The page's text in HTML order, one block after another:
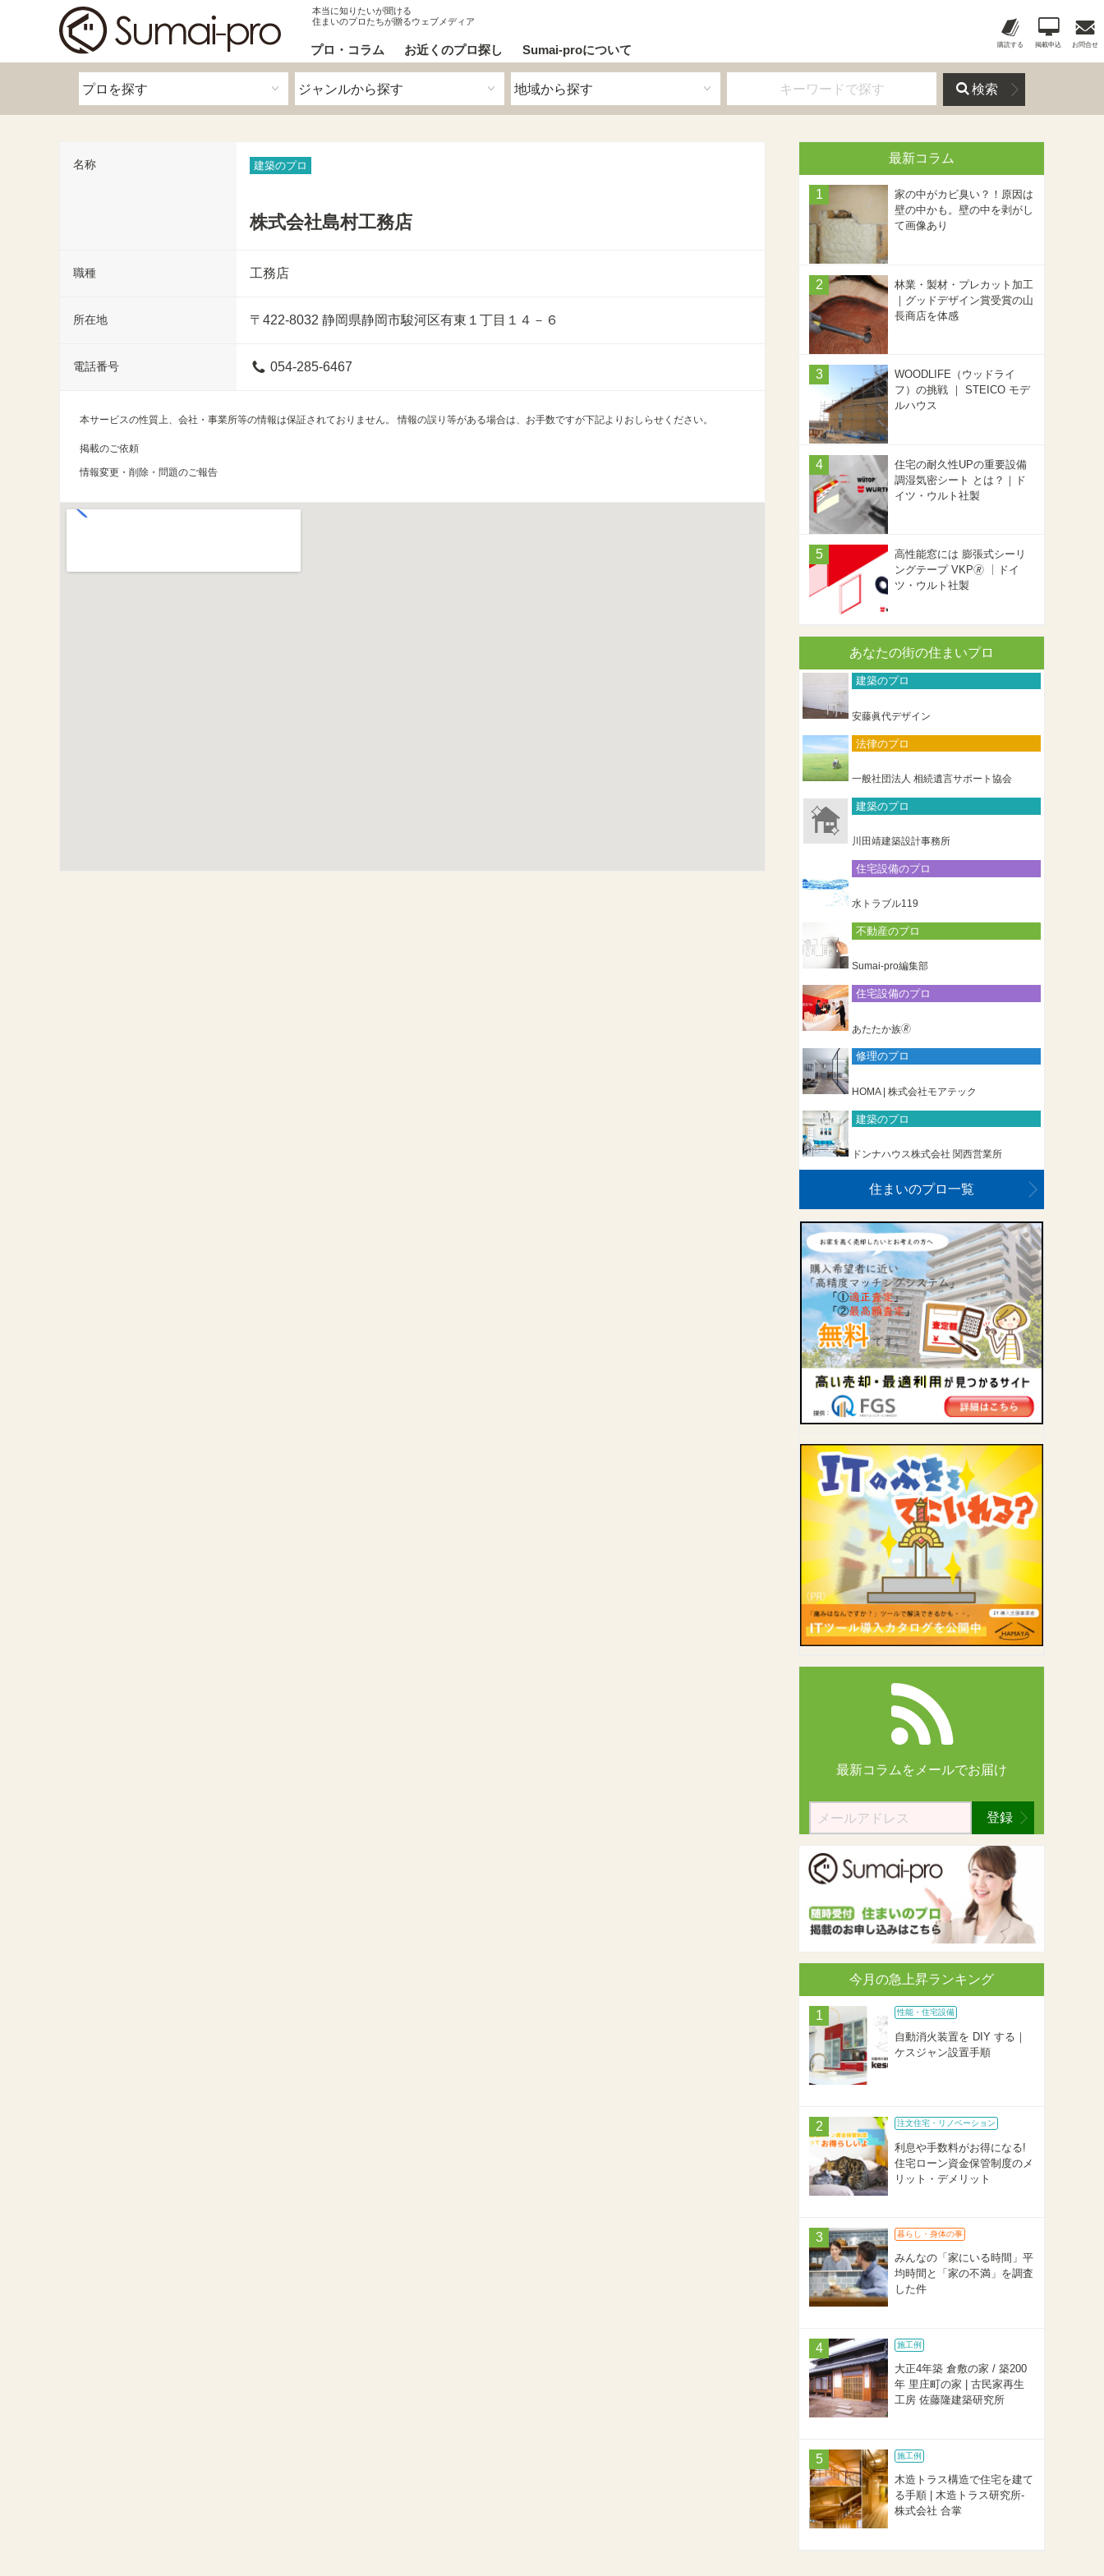
本当に知りたいが聞ける
住まいのプロたちが贈るウェブメディア
プロ・コラム お近くのプロ探し Sumai-proについて 購読する 掲載申込 お問合せ
検索
名称 建築のプロ
株式会社島村工務店
職種 工務店
所在地 〒422-8032 静岡県静岡市駿河区有東１丁目１４－６
電話番号 054-285-6467
本サービスの性質上、会社・事業所等の情報は保証されておりません。 情報の誤り等がある場合は、お手数ですが下記よりおしらせください。
掲載のご依頼
情報変更・削除・問題のご報告
最新コラム
家の中がカビ臭い？！原因は
壁の中かも。壁の中を剥がし
て画像あり
林業・製材・プレカット加工
｜グッドデザイン賞受賞の山
長商店を体感
WOODLIFE（ウッドライ
フ）の挑戦 ｜ STEICO モデ
ルハウス
住宅の耐久性UPの重要設備
調湿気密シート とは？｜ド
イツ・ウルト社製
高性能窓には 膨張式シーリ
ングテープ VKP🄬 ｜ドイ
ツ・ウルト社製
あなたの街の住まいプロ
建築のプロ
安藤眞代デザイン
法律のプロ
一般社団法人 相続遺言サポート協会
建築のプロ
川田靖建築設計事務所
住宅設備のプロ
水トラブル119
不動産のプロ
Sumai-pro編集部
住宅設備のプロ
あたたか族🄬
修理のプロ
HOMA | 株式会社モアテック
建築のプロ
ドンナハウス株式会社 関西営業所
住まいのプロ一覧
最新コラムを メールでお届け
登録
今月の急上昇ランキング
性能・住宅設備
自動消火装置を DIY する｜
ケスジャン設置手順
注文住宅・リノベーション
利息や手数料がお得になる!
住宅ローン資金保管制度のメ
リット・デメリット
暮らし・身体の事
みんなの「家にいる時間」平
均時間と「家の不満」を調査
した件
施工例
大正4年築 倉敷の家 / 築200
年 里庄町の家 | 古民家再生
工房 佐藤隆建築研究所
施工例
木造トラス構造で住宅を建て
る手順 | 木造トラス研究所-
株式会社 合掌